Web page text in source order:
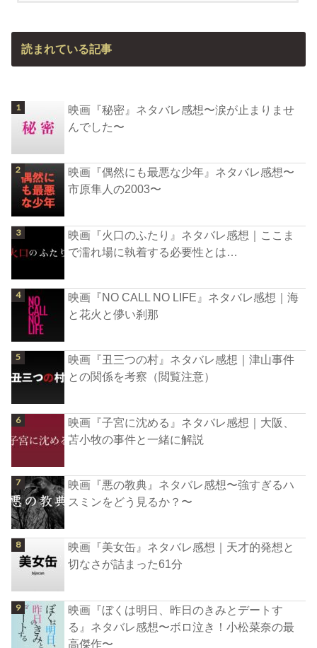
読まれている記事
映画『秘密』ネタバレ感想〜涙が止まりませ
んでした〜
映画『偶然にも最悪な少年』ネタバレ感想〜
市原隼人の2003〜
映画『火口のふたり』ネタバレ感想｜ここま
で濡れ場に執着する必要性とは…
映画『NO CALL NO LIFE』ネタバレ感想｜海
と花火と儚い刹那
映画『丑三つの村』ネタバレ感想｜津山事件
との関係を考察（閲覧注意）
映画『子宮に沈める』ネタバレ感想｜大阪、
苫小牧の事件と一緒に解説
映画『悪の教典』ネタバレ感想〜強すぎるハ
スミンをどう見るか？〜
映画『美女缶』ネタバレ感想｜天才的発想と
切なさが詰まった61分
映画『ぼくは明日、昨日のきみとデートす
る』ネタバレ感想〜ボロ泣き！小松菜奈の最
高傑作〜